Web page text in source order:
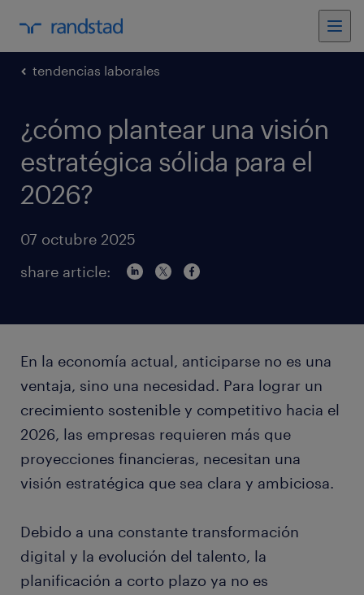
tendencias laborales
¿cómo plantear una visión
estratégica sólida para el
2026?
07 octubre 2025
share article:
En la economía actual, anticiparse no es una
ventaja, sino una necesidad. Para lograr un
crecimiento sostenible y competitivo hacia el
2026, las empresas requieren más que
proyecciones financieras, necesitan una
visión estratégica que sea clara y ambiciosa.
Debido a una constante transformación
digital y la evolución del talento, la
planificación a corto plazo ya no es